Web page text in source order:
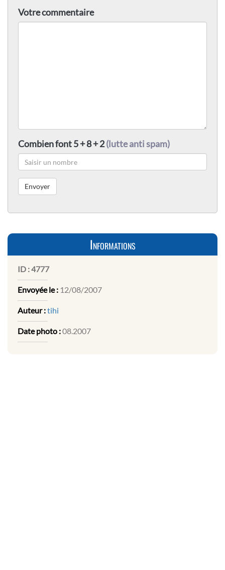
Votre commentaire
Combien font 5 + 8 + 2(lutte anti spam)
Informations
ID :4777
Envoyée le : 12/08/2007
Auteur :tihi
Date photo :08.2007